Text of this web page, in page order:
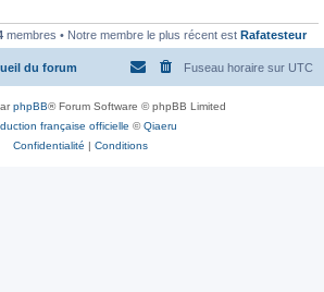
membres • Notre membre le plus récent est Rafatesteur
du forum Fuseau horaire sur UTC
phpBB® Forum Software © phpBB Limited
française officielle ©Qiaeru
Confidentialité | Conditions